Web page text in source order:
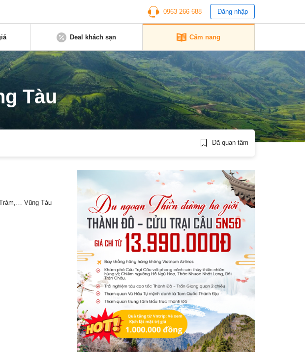
0963 266 688 Đăng nhập
Deal khách sạn Cẩm nang
Tàu
Đã quan tâm
Vũng Tàu